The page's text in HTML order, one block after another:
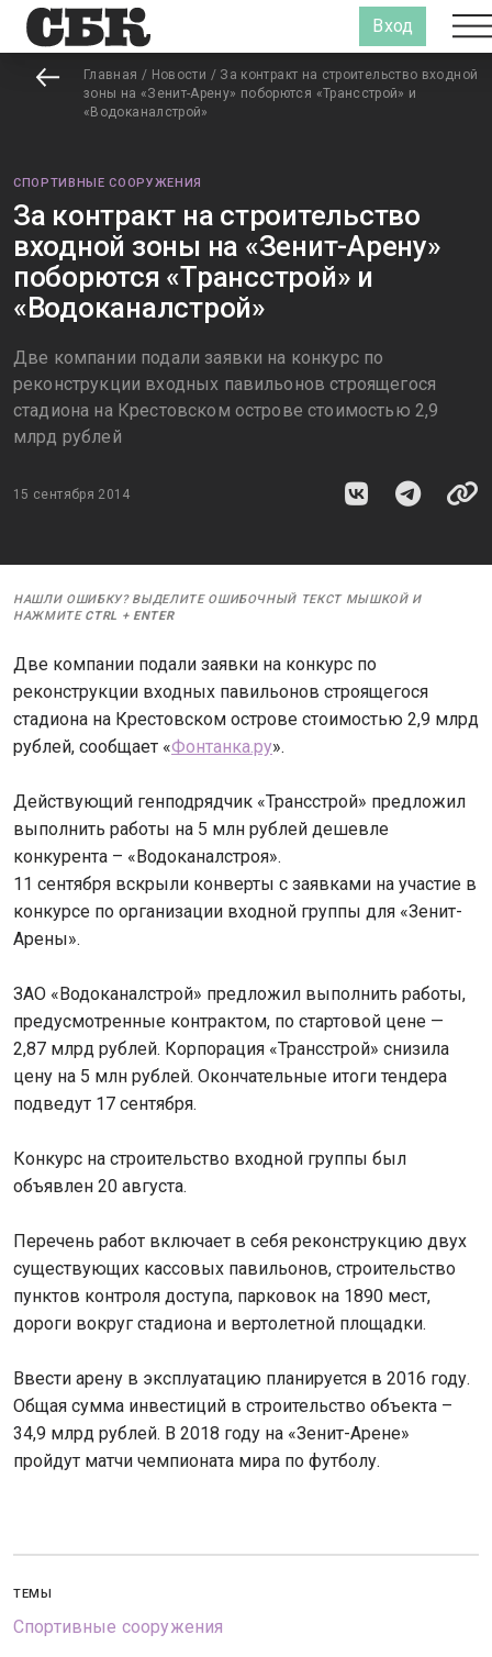
Вход
Главная / Новости / За контракт на строительство входной
зоны на «Зенит-Арену» поборются «Трансстрой» и
«Водоканалстрой»
СПОРТИВНЫЕ СООРУЖЕНИЯ
За контракт на строительство
входной зоны на «Зенит-Арену»
поборются «Трансстрой» и
«Водоканалстрой»
Две компании подали заявки на конкурс по
реконструкции входных павильонов строящегося
стадиона на Крестовском острове стоимостью 2,9
млрд рублей
15 сентября 2014
НАШЛИ ОШИБКУ? ВЫДЕЛИТЕ ОШИБОЧНЫЙ ТЕКСТ МЫШКОЙ И
НАЖМИТЕ CTRL + ENTER
Две компании подали заявки на конкурс по
реконструкции входных павильонов строящегося
стадиона на Крестовском острове стоимостью 2,9 млрд
рублей, сообщает «Фонтанка.ру».
Действующий генподрядчик «Трансстрой» предложил
выполнить работы на 5 млн рублей дешевле
конкурента – «Водоканалстроя».
11 сентября вскрыли конверты с заявками на участие в
конкурсе по организации входной группы для «Зенит-
Арены».
ЗАО «Водоканалстрой» предложил выполнить работы,
предусмотренные контрактом, по стартовой цене —
2,87 млрд рублей. Корпорация «Трансстрой» снизила
цену на 5 млн рублей. Окончательные итоги тендера
подведут 17 сентября.
Конкурс на строительство входной группы был
объявлен 20 августа.
Перечень работ включает в себя реконструкцию двух
существующих кассовых павильонов, строительство
пунктов контроля доступа, парковок на 1890 мест,
дороги вокруг стадиона и вертолетной площадки.
Ввести арену в эксплуатацию планируется в 2016 году.
Общая сумма инвестиций в строительство объекта –
34,9 млрд рублей. В 2018 году на «Зенит-Арене»
пройдут матчи чемпионата мира по футболу.
ТЕМЫ
Спортивные сооружения